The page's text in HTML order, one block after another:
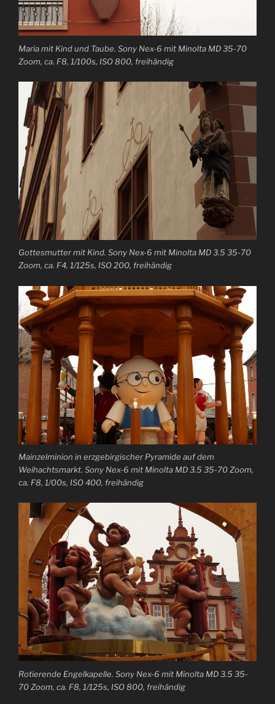
Maria mit Kind und Taube. Sony Nex-6 mit Minolta MD 35-70
Zoom, ca. F8, 1/100s, ISO 800, freihändig
Gottesmutter mit Kind. Sony Nex-6 mit Minolta MD 3.5 35-70
Zoom, ca. F4, 1/125s, ISO 200, freihändig
Mainzelminion in erzgebirgischer Pyramide auf dem
Weihachtsmarkt. Sony Nex-6 mit Minolta MD 3.5 35-70 Zoom,
ca. F8, 1/00s, ISO 400, freihändig
Rotierende Engelkapelle. Sony Nex-6 mit Minolta MD 3.5 35-
70 Zoom, ca. F8, 1/125s, ISO 800, freihändig